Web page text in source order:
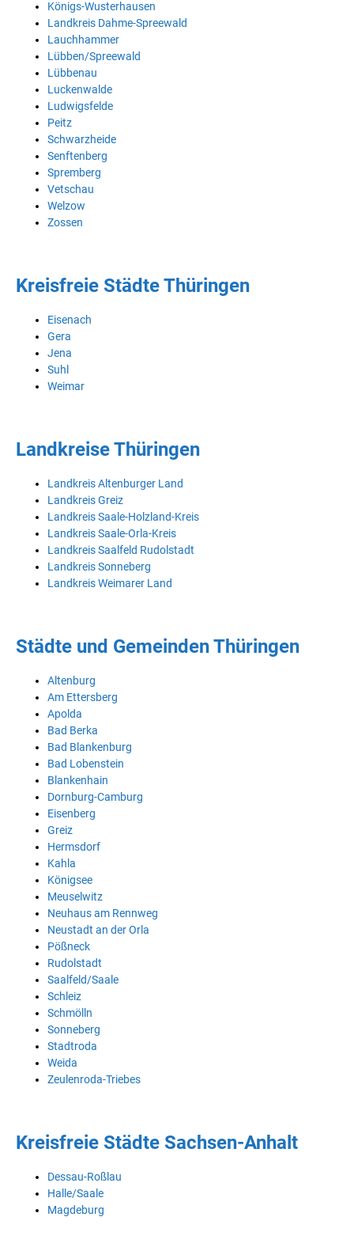
Königs-Wusterhausen
Landkreis Dahme-Spreewald
Lauchhammer
Lübben/Spreewald
Lübbenau
Luckenwalde
Ludwigsfelde
Peitz
Schwarzheide
Senftenberg
Spremberg
Vetschau
Welzow
Zossen
Kreisfreie Städte Thüringen
Eisenach
Gera
Jena
Suhl
Weimar
Landkreise Thüringen
Landkreis Altenburger Land
Landkreis Greiz
Landkreis Saale-Holzland-Kreis
Landkreis Saale-Orla-Kreis
Landkreis Saalfeld Rudolstadt
Landkreis Sonneberg
Landkreis Weimarer Land
Städte und Gemeinden Thüringen
Altenburg
Am Ettersberg
Apolda
Bad Berka
Bad Blankenburg
Bad Lobenstein
Blankenhain
Dornburg-Camburg
Eisenberg
Greiz
Hermsdorf
Kahla
Königsee
Meuselwitz
Neuhaus am Rennweg
Neustadt an der Orla
Pößneck
Rudolstadt
Saalfeld/Saale
Schleiz
Schmölln
Sonneberg
Stadtroda
Weida
Zeulenroda-Triebes
Kreisfreie Städte Sachsen-Anhalt
Dessau-Roßlau
Halle/Saale
Magdeburg